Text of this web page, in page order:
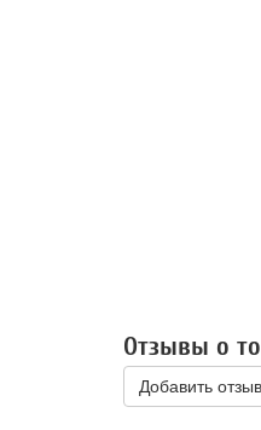
Отзывы о
Добавить